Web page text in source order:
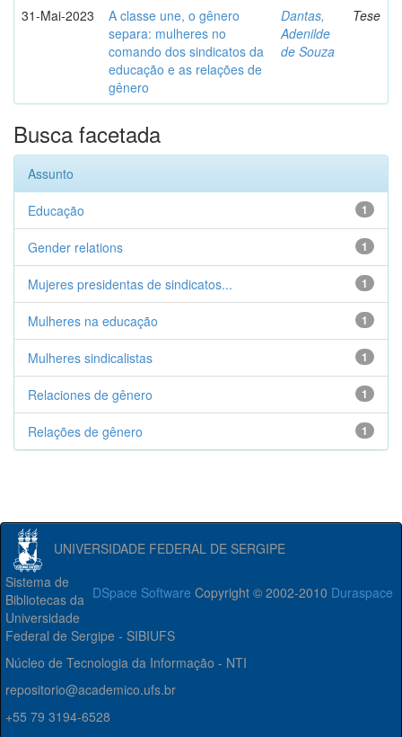
31-Mai-2023
A classe une, o gênero
separa: mulheres no
comando dos sindicatos da
educação e as relações de
gênero
Dantas,
Adenilde
de Souza
Tese
Busca facetada
Assunto
1
Educação
1
Gender relations
1
Mujeres presidentas de sindicatos...
1
Mulheres na educação
1
Mulheres sindicalistas
1
Relaciones de gênero
1
Relações de gênero
UNIVERSIDADE FEDERAL DE SERGIPE
DSpace Software Copyright © 2002-2010 Duraspace
Sistema de
Bibliotecas da
Universidade
Federal de Sergipe - SIBIUFS
Núcleo de Tecnologia da Informação - NTI
repositorio@academico.ufs.br
+55 79 3194-6528